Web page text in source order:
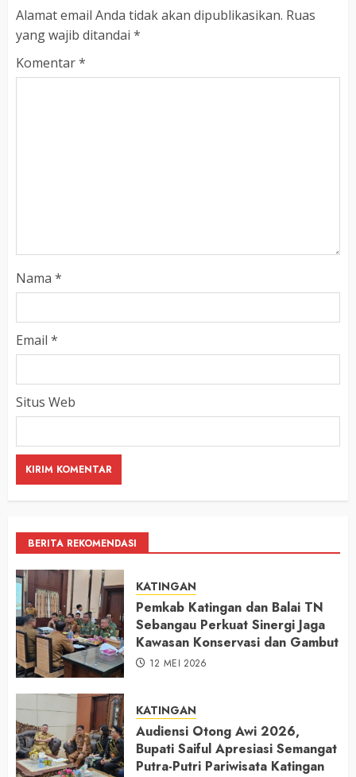
Alamat email Anda tidak akan dipublikasikan. Ruas
yang wajib ditandai *
Komentar*
Nama *
Email *
Situs Web
BERITA REKOMENDASI
KATINGAN
Pemkab Katingan dan Balai TN
Sebangau Perkuat Sinergi Jaga
Kawasan Konservasi dan Gambut
12 MEI 2026
KATINGAN
Audiensi Otong Awi 2026,
Bupati Saiful Apresiasi Semangat
Putra-Putri Pariwisata Katingan